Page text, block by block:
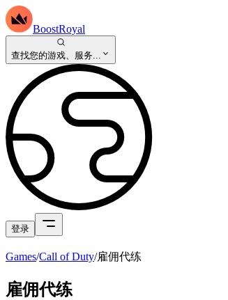
BoostRoyal
查找您的游戏、服务...
登录
Games/Call of Duty/雇佣代练
雇佣代练